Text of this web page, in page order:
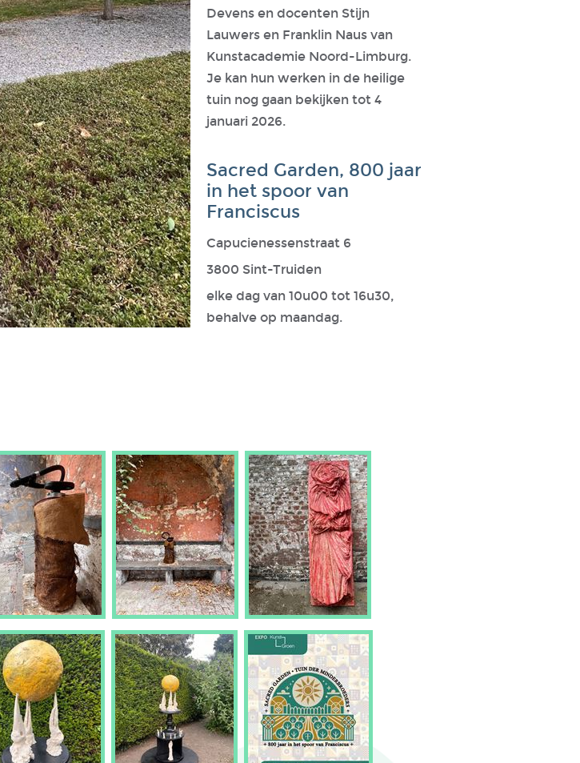
Devens en docenten Stijn
Lauwers en Franklin Naus van
Kunstacademie Noord-Limburg.
Je kan hun werken in de heilige
tuin nog gaan bekijken tot 4
januari 2026.
Sacred Garden, 800 jaar
in het spoor van
Franciscus
Capucienessenstraat 6
3800 Sint-Truiden
elke dag van 10u00 tot 16u30,
behalve op maandag.